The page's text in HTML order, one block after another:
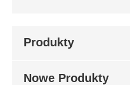
Produkty
Nowe Produkty